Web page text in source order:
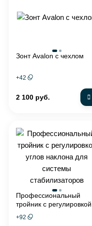
Зонт Avalon с чехлом
+42
2 100 руб.
Профессиональный
тройник с регулировкой
углов наклона для
системы стабилизаторов
+92